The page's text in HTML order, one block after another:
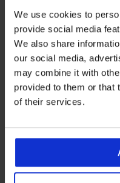
We use cookies to
provide social media
We also share
our social media,
may combine it with
provided to them or that
of their services.